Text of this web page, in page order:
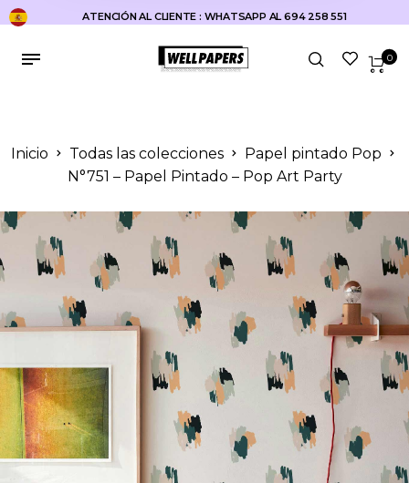
ATENCIÓN AL CLIENTE : WHATSAPP AL 694 258 551
0
Inicio Todas las colecciones
Papel pintado Pop
N°751 – Papel Pintado – Pop Art Party